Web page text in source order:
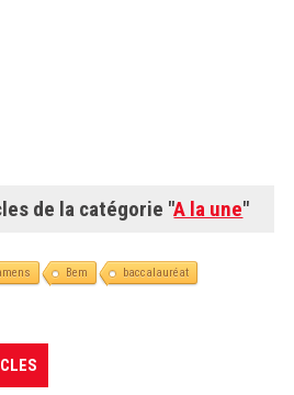
de la catégorie "A la une"
Bem
baccalauréat